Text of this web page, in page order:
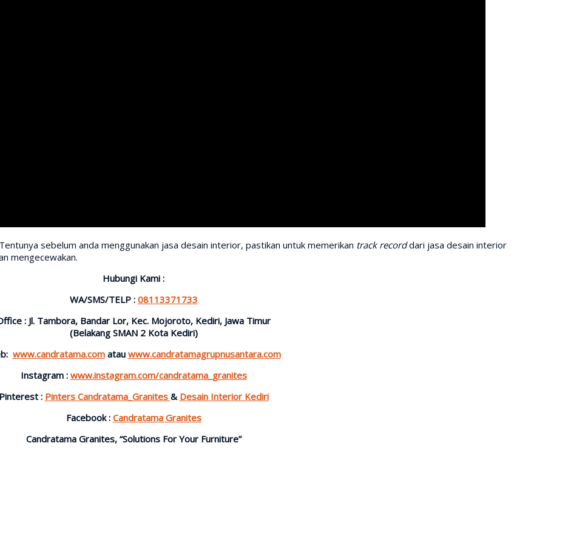
sebelum anda menggunakan jasa desain interior, pastikan untuk memerikan track recorddari jasa desain interior
mengecewakan.
Hubungi Kami :
WA/SMS/TELP : 08113371733
: Jl. Tambora, Bandar Lor, Kec. Mojoroto, Kediri, Jawa Timur
(Belakang SMAN 2 Kota Kediri)
www.candratama.com atau www.candratamagrupnusantara.com
Instagram : www.instagram.com/candratama_granites
Pinterest : Pinters Candratama_Granites & Desain Interior Kediri
Facebook : Candratama Granites
Candratama Granites, “Solutions For Your Furniture”